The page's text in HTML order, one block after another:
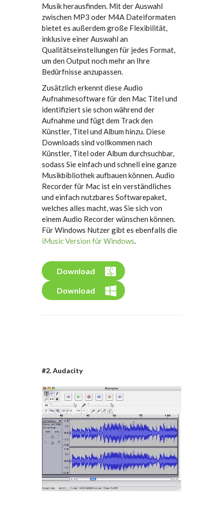
Musik herausfinden. Mit der Auswahl
zwischen MP3 oder M4A Dateiformaten
bietet es außerdem große Flexibilität,
inklusive einer Auswahl an
Qualitätseinstellungen für jedes Format,
um den Output noch mehr an Ihre
Bedürfnisse anzupassen.
Zusätzlich erkennt diese Audio
Aufnahmesoftware für den Mac Titel und
identifiziert sie schon während der
Aufnahme und fügt dem Track den
Künstler, Titel und Album hinzu. Diese
Downloads sind vollkommen nach
Künstler, Titel oder Album durchsuchbar,
sodass Sie einfach und schnell eine ganze
Musikbibliothek aufbauen können. Audio
Recorder für Mac ist ein verständliches
und einfach nutzbares Softwarepaket,
welches alles macht, was Sie sich von
einem Audio Recorder wünschen können.
Für Windows Nutzer gibt es ebenfalls die
iMusic Version für Windows.
Download
Download
#2. Audacity